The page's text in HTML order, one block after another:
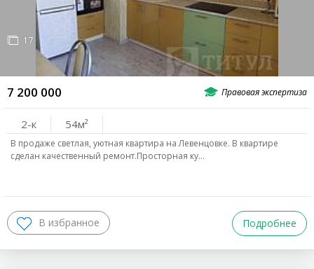
7 200 000
17
2-к 54
В продаже светлая, уютная квартира на Левенцовке. В квартире
сделан качественный ремонт.Просторная ку…
Подробнее